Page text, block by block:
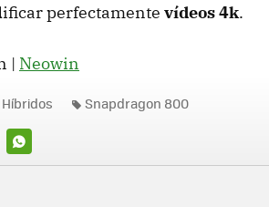
perfectamente vídeos 4k.
| Neowin
WHATSAPP
Snapdragon 800